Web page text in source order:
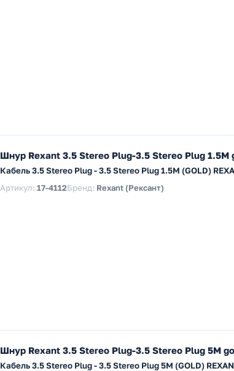
Шнур Rexant 3.5 Stereo Plug-3.5 Stereo Plug 1.5М
Кабель 3.5 Stereo Plug - 3.5 Stereo Plug 1.5М (GOLD)
Артикул: 17-4112Бренд: Rexant (Рексант)
Шнур Rexant 3.5 Stereo Plug-3.5 Stereo Plug 5М
Кабель 3.5 Stereo Plug - 3.5 Stereo Plug 5М (GOLD)